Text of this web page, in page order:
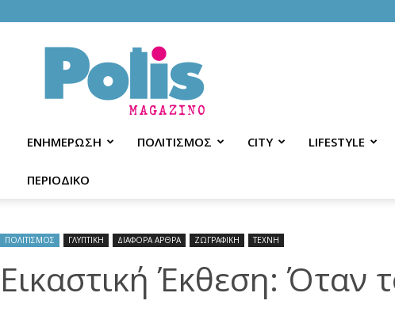
Polis
Magazino
ΕΝΗΜΕΡΩΣΗ ΠΟΛΙΤΙΣΜΟΣ CITY LIFESTYLE
ΠΕΡΙΟΔΙΚΟ
ΠΟΛΙΤΙΣΜΟΣ ΓΛΥΠΤΙΚΗ ΔΙΑΦΟΡΑ ΑΡΘΡΑ ΖΩΓΡΑΦΙΚΗ ΤΕΧΝΗ
Εικαστική Έκθεση: Όταν